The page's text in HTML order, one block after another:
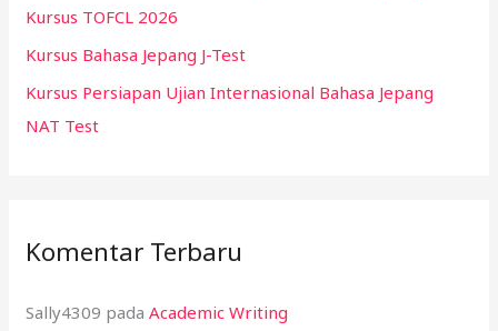
k
:
Kursus TOFCL 2026
Kursus Bahasa Jepang J-Test
Kursus Persiapan Ujian Internasional Bahasa Jepang
NAT Test
Komentar Terbaru
Sally4309 padaAcademic Writing